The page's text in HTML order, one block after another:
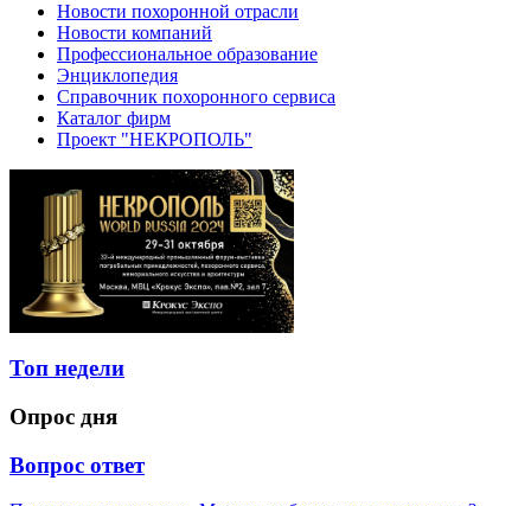
Новости похоронной отрасли
Новости компаний
Профессиональное образование
Энциклопедия
Справочник похоронного сервиса
Каталог фирм
Проект "НЕКРОПОЛЬ"
Топ недели
Опрос дня
Вопрос ответ